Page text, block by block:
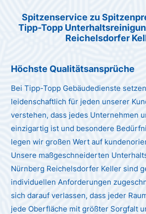
Spitzenservice zu
Tipp-Topp Unt
Reichelsdorfer
Höchste Qualitätsansprüche
Bei Tipp-Topp Gebäudedienste
leidenschaftlich für jeden unserer
verstehen, dass jedes Unternehmen
einzigartig ist und besondere
legen wir großen Wert auf
Unsere maßgeschneiderten
Nürnberg Reichelsdorfer Keller sind
individuellen Anforderungen
sich darauf verlassen, dass jeder
jede Oberfläche mit größter Sorgfalt